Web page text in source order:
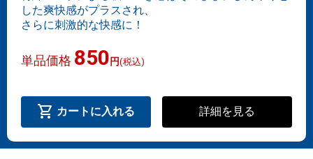
した爽快感がプラスされ、
さらに刺激的な快感に！
単品価格 850 円(税込)
shopping_cart カートに入れる 詳細を見る